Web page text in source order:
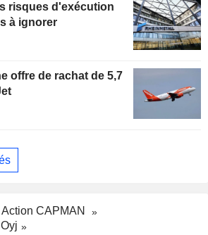
à ignorer
offre de rachat de 5,7
Action CAPMAN